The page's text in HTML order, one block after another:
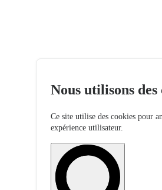
Nous utilisons des
Ce site utilise des cookies pour
expérience utilisateur.